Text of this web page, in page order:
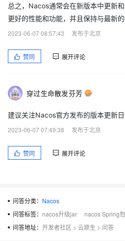
总之，Nacos通常会在新版本中更新
更好的性能和功能，并且保持与最新
2023-06-07 08:57:43
发布于北京
赞同 展开评论
穿过生命散发芬芳
建议关注Nacos官方发布的版本更新日
2023-06-07 07:49:38
发布于北京
赞同 展开评论
问答分类： Nacos
问答标签： nacos升级jar
nacos Spring包
问答地址： 开发者社区 > 云原生 > 问答